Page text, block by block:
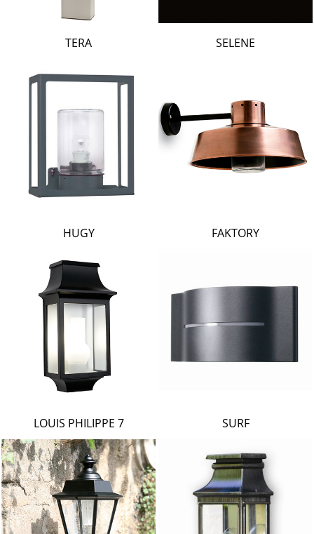
SELENE
TERA
FAKTORY
HUGY
SURF
LOUIS PHILIPPE 7